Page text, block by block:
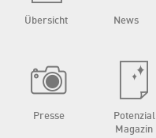
Übersicht News
Presse
Potenzial
Magazin